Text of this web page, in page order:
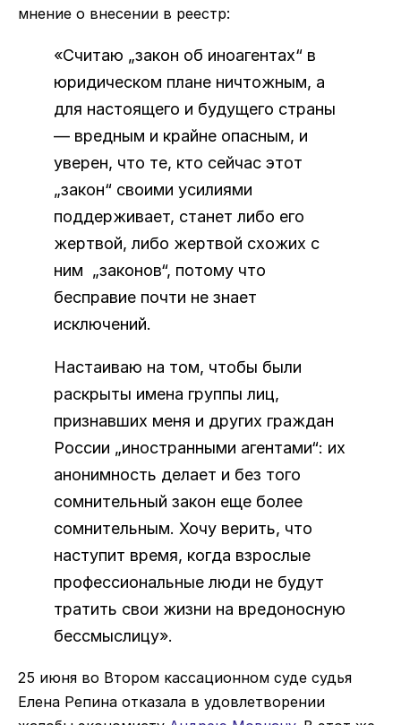
мнение о внесении в реестр:
«Считаю „закон об иноагентах“ в
юридическом плане ничтожным, а
для настоящего и будущего страны
— вредным и крайне опасным, и
уверен, что те, кто сейчас этот
„закон“ своими усилиями
поддерживает, станет либо его
жертвой, либо жертвой схожих с
ним „законов“, потому что
бесправие почти не знает
исключений.
Настаиваю на том, чтобы были
раскрыты имена группы лиц,
признавших меня и других граждан
России „иностранными агентами“: их
анонимность делает и без того
сомнительный закон еще более
сомнительным. Хочу верить, что
наступит время, когда взрослые
профессиональные люди не будут
тратить свои жизни на вредоносную
бессмыслицу».
25 июня во Втором кассационном суде судья
Елена Репина отказала в удовлетворении